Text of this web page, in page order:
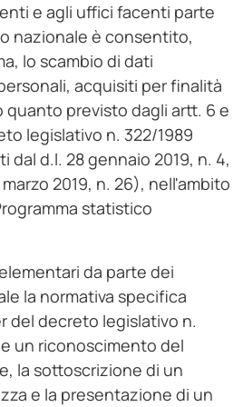
e agli uffici facenti parte
nazionale è consentito,
lo scambio di dati
acquisiti per finalità
previsto dagli artt. 6 e
legislativo n. 322/1989
dal d.l. 28 gennaio 2019, n. 4,
2019, n. 26), nell'ambito
statistico
da parte dei
la normativa specifica
del decreto legislativo n.
un riconoscimento del
la sottoscrizione di un
e la presentazione di un